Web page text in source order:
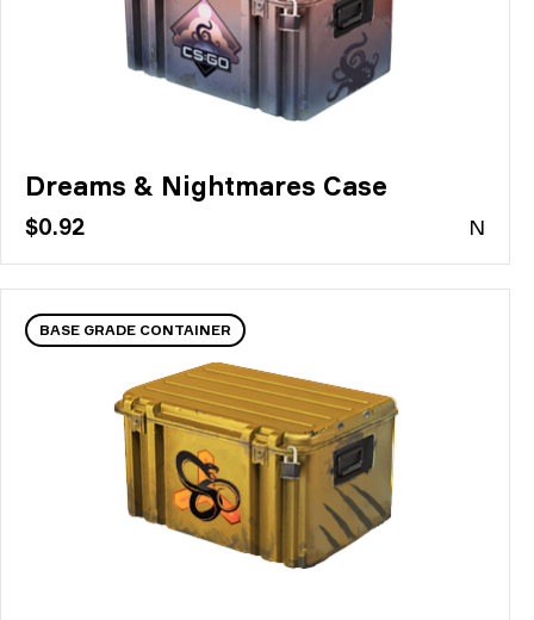
Dreams & Nightmares Case
$0.92 N
BASE GRADE CONTAINER